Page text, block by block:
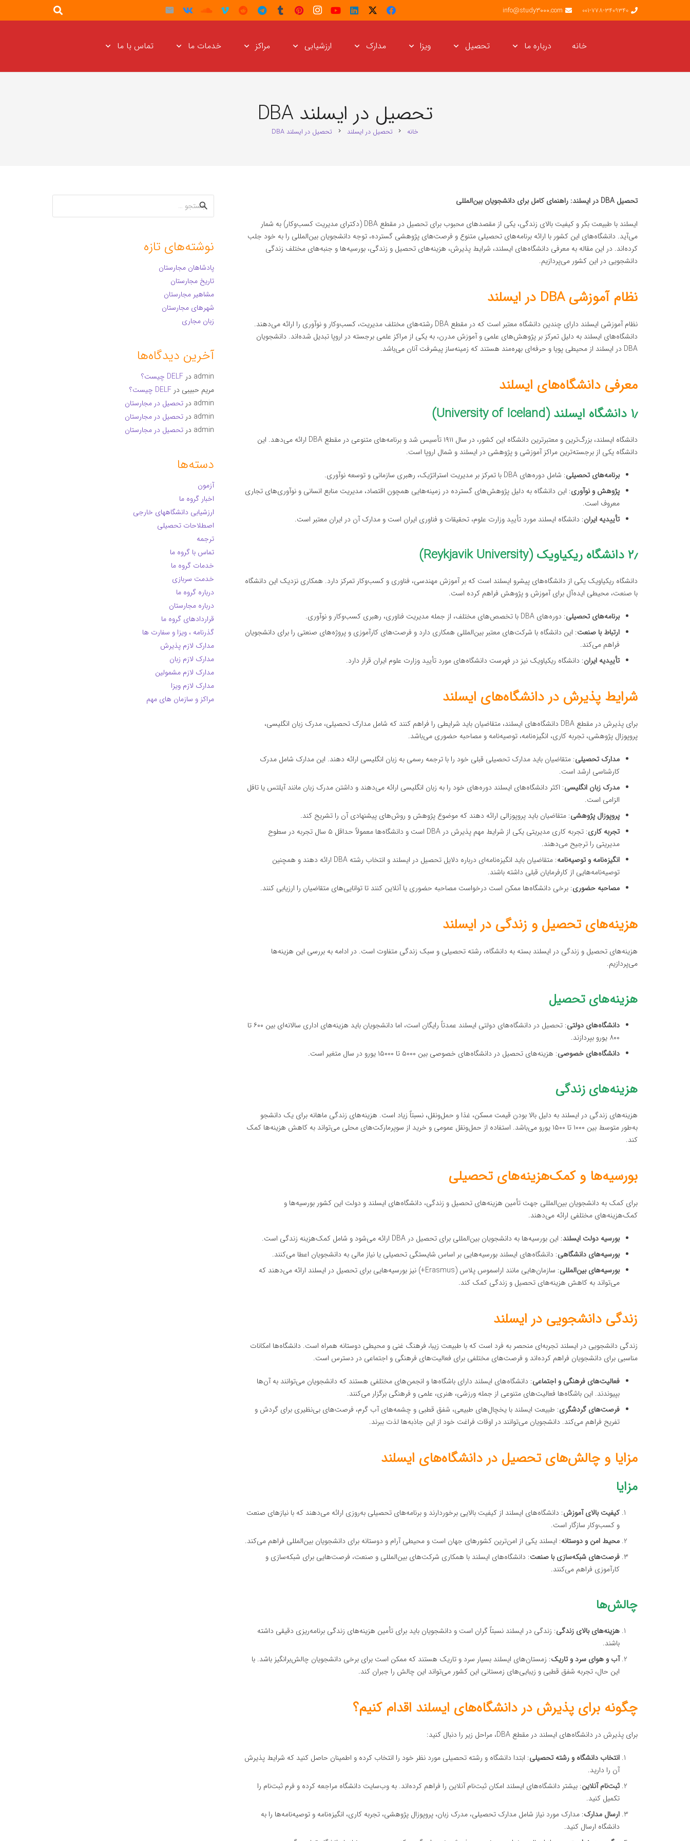
001-778-3409340
info@study3000.com
خانه درباره ما تحصیل ویزا مدارک ارزشیابی مراکز خدمات ما تماس با ما
تحصیل در ایسلند DBA
خانه chevron_right تحصیل در ایسلند chevron_right تحصیل در ایسلند DBA
تحصیل DBA در ایسلند: راهنمای کامل برای دانشجویان بین‌المللی
ایسلند با طبیعت بکر و کیفیت بالای زندگی، یکی از مقصدهای محبوب برای تحصیل در مقطع DBA (دکترای مدیریت کسب‌وکار) به شمار
می‌آید. دانشگاه‌های این کشور با ارائه برنامه‌های تحصیلی متنوع و فرصت‌های پژوهشی گسترده، توجه دانشجویان بین‌المللی را به خود جلب
کرده‌اند. در این مقاله به معرفی دانشگاه‌های ایسلند، شرایط پذیرش، هزینه‌های تحصیل و زندگی، بورسیه‌ها و جنبه‌های مختلف زندگی
دانشجویی در این کشور می‌پردازیم.
نظام آموزشی DBA در ایسلند
نظام آموزشی ایسلند دارای چندین دانشگاه معتبر است که در مقطع DBA رشته‌های مختلف مدیریت، کسب‌وکار و نوآوری را ارائه می‌دهند.
دانشگاه‌های ایسلند به دلیل تمرکز بر پژوهش‌های علمی و آموزش مدرن، به یکی از مراکز علمی برجسته در اروپا تبدیل شده‌اند. دانشجویان
DBA در ایسلند از محیطی پویا و حرفه‌ای بهره‌مند هستند که زمینه‌ساز پیشرفت آنان می‌باشد.
معرفی دانشگاه‌های ایسلند
۱٫ دانشگاه ایسلند (University of Iceland)
دانشگاه ایسلند، بزرگ‌ترین و معتبرترین دانشگاه این کشور، در سال ۱۹۱۱ تأسیس شد و برنامه‌های متنوعی در مقطع DBA ارائه می‌دهد. این
دانشگاه یکی از برجسته‌ترین مراکز آموزشی و پژوهشی در ایسلند و شمال اروپا است.
برنامه‌های تحصیلی: شامل دوره‌های DBA با تمرکز بر مدیریت استراتژیک، رهبری سازمانی و توسعه نوآوری.
پژوهش و نوآوری: این دانشگاه به دلیل پژوهش‌های گسترده در زمینه‌هایی همچون اقتصاد، مدیریت منابع انسانی و نوآوری‌های تجاری
معروف است.
تأییدیه ایران: دانشگاه ایسلند مورد تأیید وزارت علوم، تحقیقات و فناوری ایران است و مدارک آن در ایران معتبر است.
۲٫ دانشگاه ریکیاویک (Reykjavik University)
دانشگاه ریکیاویک یکی از دانشگاه‌های پیشرو ایسلند است که بر آموزش مهندسی، فناوری و کسب‌وکار تمرکز دارد. همکاری نزدیک این دانشگاه
با صنعت، محیطی ایده‌آل برای آموزش و پژوهش فراهم کرده است.
برنامه‌های تحصیلی: دوره‌های DBA با تخصص‌های مختلف، از جمله مدیریت فناوری، رهبری کسب‌وکار و نوآوری.
ارتباط با صنعت: این دانشگاه با شرکت‌های معتبر بین‌المللی همکاری دارد و فرصت‌های کارآموزی و پروژه‌های صنعتی را برای دانشجویان
فراهم می‌کند.
تأییدیه ایران: دانشگاه ریکیاویک نیز در فهرست دانشگاه‌های مورد تأیید وزارت علوم ایران قرار دارد.
شرایط پذیرش در دانشگاه‌های ایسلند
برای پذیرش در مقطع DBA دانشگاه‌های ایسلند، متقاضیان باید شرایطی را فراهم کنند که شامل مدارک تحصیلی، مدرک زبان انگلیسی،
پروپوزال پژوهشی، تجربه کاری، انگیزه‌نامه، توصیه‌نامه و مصاحبه حضوری می‌باشد.
مدارک تحصیلی: متقاضیان باید مدارک تحصیلی قبلی خود را با ترجمه رسمی به زبان انگلیسی ارائه دهند. این مدارک شامل مدرک
کارشناسی ارشد است.
مدرک زبان انگلیسی: اکثر دانشگاه‌های ایسلند دوره‌های خود را به زبان انگلیسی ارائه می‌دهند و داشتن مدرک زبان مانند آیلتس یا تافل
الزامی است.
پروپوزال پژوهشی: متقاضیان باید پروپوزالی ارائه دهند که موضوع پژوهش و روش‌های پیشنهادی آن را تشریح کند.
تجربه کاری
: تجربه کاری مدیریتی یکی از شرایط مهم پذیرش در DBA است و دانشگاه‌ها معمولاً حداقل ۵ سال تجربه در سطوح
مدیریتی را ترجیح می‌دهند.
انگیزه‌نامه و توصیه‌نامه
: متقاضیان باید انگیزه‌نامه‌ای درباره دلایل تحصیل در ایسلند و انتخاب رشته DBA ارائه دهند و همچنین
توصیه‌نامه‌هایی از کارفرمایان قبلی داشته باشند.
مصاحبه حضوری: برخی دانشگاه‌ها ممکن است درخواست مصاحبه حضوری یا آنلاین کنند تا توانایی‌های متقاضیان را ارزیابی کنند.
هزینه‌های تحصیل و زندگی در ایسلند
هزینه‌های تحصیل و زندگی در ایسلند بسته به دانشگاه، رشته تحصیلی و سبک زندگی متفاوت است. در ادامه به بررسی این هزینه‌ها
می‌پردازیم.
هزینه‌های تحصیل
دانشگاه‌های دولتی
: تحصیل در دانشگاه‌های دولتی ایسلند عمدتاً رایگان است، اما دانشجویان باید هزینه‌های اداری سالانه‌ای بین ۶۰۰ تا
۸۰۰ یورو بپردازند.
دانشگاه‌های خصوصی: هزینه‌های تحصیل در دانشگاه‌های خصوصی بین ۵۰۰۰ تا ۱۵۰۰۰ یورو در سال متغیر است.
هزینه‌های زندگی
هزینه‌های زندگی در ایسلند به دلیل بالا بودن قیمت مسکن، غذا و حمل‌ونقل، نسبتاً زیاد است. هزینه‌های زندگی ماهانه برای یک دانشجو
به‌طور متوسط بین ۱۰۰۰ تا ۱۵۰۰ یورو می‌باشد. استفاده از حمل‌ونقل عمومی و خرید از سوپرمارکت‌های محلی می‌تواند به کاهش هزینه‌ها کمک
کند.
بورسیه‌ها و کمک‌هزینه‌های تحصیلی
برای کمک به دانشجویان بین‌المللی جهت تأمین هزینه‌های تحصیل و زندگی، دانشگاه‌های ایسلند و دولت این کشور بورسیه‌ها و
کمک‌هزینه‌های مختلفی ارائه می‌دهند.
بورسیه دولت ایسلند: این بورسیه‌ها به دانشجویان بین‌المللی برای تحصیل در DBA ارائه می‌شود و شامل کمک‌هزینه زندگی است.
بورسیه‌های دانشگاهی: دانشگاه‌های ایسلند بورسیه‌هایی بر اساس شایستگی تحصیلی یا نیاز مالی به دانشجویان اعطا می‌کنند.
بورسیه‌های بین‌المللی
: سازمان‌هایی مانند اراسموس پلاس (Erasmus+) نیز بورسیه‌هایی برای تحصیل در ایسلند ارائه می‌دهند که
می‌تواند به کاهش هزینه‌های تحصیل و زندگی کمک کند.
زندگی دانشجویی در ایسلند
زندگی دانشجویی در ایسلند تجربه‌ای منحصر به فرد است که با طبیعت زیبا، فرهنگ غنی و محیطی دوستانه همراه است. دانشگاه‌ها امکانات
مناسبی برای دانشجویان فراهم کرده‌اند و فرصت‌های مختلفی برای فعالیت‌های فرهنگی و اجتماعی در دسترس است.
فعالیت‌های فرهنگی و اجتماعی: دانشگاه‌های ایسلند دارای باشگاه‌ها و انجمن‌های مختلفی هستند که دانشجویان می‌توانند به آن‌ها
بپیوندند. این باشگاه‌ها فعالیت‌های متنوعی از جمله ورزشی، هنری، علمی و فرهنگی برگزار می‌کنند.
فرصت‌های گردشگری: طبیعت ایسلند با یخچال‌های طبیعی، شفق قطبی و چشمه‌های آب گرم، فرصت‌های بی‌نظیری برای گردش و
تفریح فراهم می‌کند. دانشجویان می‌توانند در اوقات فراغت خود از این جاذبه‌ها لذت ببرند.
مزایا و چالش‌های تحصیل در دانشگاه‌های ایسلند
مزایا
کیفیت بالای آموزش: دانشگاه‌های ایسلند از کیفیت بالایی برخوردارند و برنامه‌های تحصیلی به‌روزی ارائه می‌دهند که با نیازهای صنعت
و کسب‌وکار سازگار است.
محیط امن و دوستانه: ایسلند یکی از امن‌ترین کشورهای جهان است و محیطی آرام و دوستانه برای دانشجویان بین‌المللی فراهم می‌کند.
فرصت‌های شبکه‌سازی با صنعت: دانشگاه‌های ایسلند با همکاری شرکت‌های بین‌المللی و صنعت، فرصت‌هایی برای شبکه‌سازی و
کارآموزی فراهم می‌کنند.
چالش‌ها
هزینه‌های بالای زندگی: زندگی در ایسلند نسبتاً گران است و دانشجویان باید برای تأمین هزینه‌های زندگی برنامه‌ریزی دقیقی داشته
باشند.
آب و هوای سرد و تاریک: زمستان‌های ایسلند بسیار سرد و تاریک هستند که ممکن است برای برخی دانشجویان چالش‌برانگیز باشد. با
این حال، تجربه شفق قطبی و زیبایی‌های زمستانی این کشور می‌تواند این چالش را جبران کند.
چگونه برای پذیرش در دانشگاه‌های ایسلند اقدام کنیم؟
برای پذیرش در دانشگاه‌های ایسلند در مقطع DBA، مراحل زیر را دنبال کنید:
انتخاب دانشگاه و رشته تحصیلی: ابتدا دانشگاه و رشته تحصیلی مورد نظر خود را انتخاب کرده و اطمینان حاصل کنید که شرایط پذیرش
آن را دارید.
ثبت‌نام آنلاین: بیشتر دانشگاه‌های ایسلند امکان ثبت‌نام آنلاین را فراهم کرده‌اند. به وب‌سایت دانشگاه مراجعه کرده و فرم ثبت‌نام را
تکمیل کنید.
ارسال مدارک: مدارک مورد نیاز شامل مدارک تحصیلی، مدرک زبان، پروپوزال پژوهشی، تجربه کاری، انگیزه‌نامه و توصیه‌نامه‌ها را به
دانشگاه ارسال کنید.
جستجو
برای:
نوشته‌های تازه
پادشاهان مجارستان
تاریخ مجارستان
مشاهیر مجارستان
شهرهای مجارستان
زبان مجاری
آخرین دیدگاه‌ها
admin در DELF چیست؟
مریم حبیبی در DELF چیست؟
admin در تحصیل در مجارستان
admin در تحصیل در مجارستان
admin در تحصیل در مجارستان
دسته‌ها
آزمون
اخبار گروه ما
ارزشیابی دانشگاههای خارجی
اصطلاحات تحصیلی
ترجمه
تماس با گروه ما
خدمات گروه ما
خدمت سربازی
درباره گروه ما
درباره مجارستان
قراردادهای گروه ما
گذرنامه ، ویزا و سفارت ها
مدارک لازم پذیرش
مدارک لازم زبان
مدارک لازم مشمولین
مدارک لازم ویزا
مراکز و سازمان های مهم